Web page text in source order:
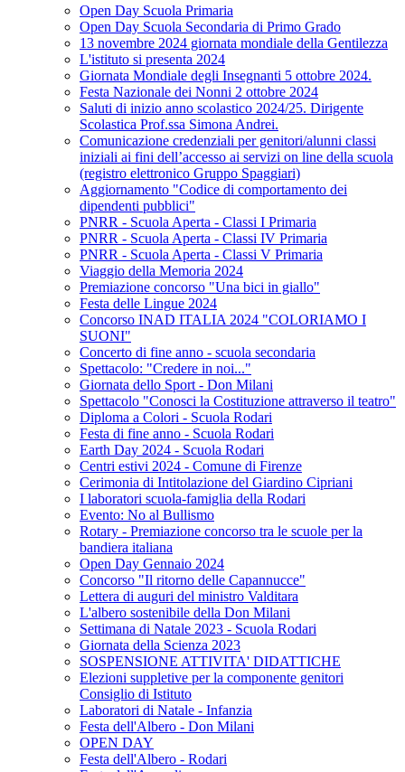
Open Day Scuola Primaria
Open Day Scuola Secondaria di Primo Grado
13 novembre 2024 giornata mondiale della Gentilezza
L'istituto si presenta 2024
Giornata Mondiale degli Insegnanti 5 ottobre 2024.
Festa Nazionale dei Nonni 2 ottobre 2024
Saluti di inizio anno scolastico 2024/25. Dirigente
Scolastica Prof.ssa Simona Andrei.
Comunicazione credenziali per genitori/alunni classi
iniziali ai fini dell’accesso ai servizi on line della scuola
(registro elettronico Gruppo Spaggiari)
Aggiornamento "Codice di comportamento dei
dipendenti pubblici"
PNRR - Scuola Aperta - Classi I Primaria
PNRR - Scuola Aperta - Classi IV Primaria
PNRR - Scuola Aperta - Classi V Primaria
Viaggio della Memoria 2024
Premiazione concorso "Una bici in giallo"
Festa delle Lingue 2024
Concorso INAD ITALIA 2024 "COLORIAMO I
SUONI"
Concerto di fine anno - scuola secondaria
Spettacolo: "Credere in noi..."
Giornata dello Sport - Don Milani
Spettacolo "Conosci la Costituzione attraverso il teatro"
Diploma a Colori - Scuola Rodari
Festa di fine anno - Scuola Rodari
Earth Day 2024 - Scuola Rodari
Centri estivi 2024 - Comune di Firenze
Cerimonia di Intitolazione del Giardino Cipriani
I laboratori scuola-famiglia della Rodari
Evento: No al Bullismo
Rotary - Premiazione concorso tra le scuole per la
bandiera italiana
Open Day Gennaio 2024
Concorso "Il ritorno delle Capannucce"
Lettera di auguri del ministro Valditara
L'albero sostenibile della Don Milani
Settimana di Natale 2023 - Scuola Rodari
Giornata della Scienza 2023
SOSPENSIONE ATTIVITA' DIDATTICHE
Elezioni suppletive per la componente genitori
Consiglio di Istituto
Laboratori di Natale - Infanzia
Festa dell'Albero - Don Milani
OPEN DAY
Festa dell'Albero - Rodari